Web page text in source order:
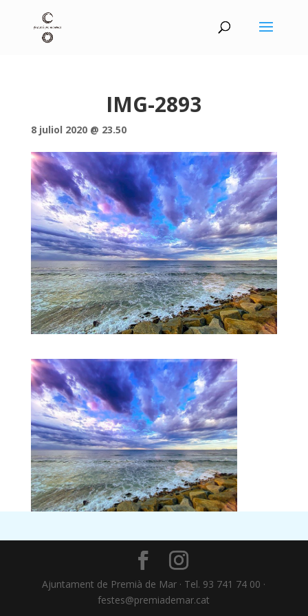
IMG-2893
8 juliol 2020 @ 23.50
Ajuntament de Premià de Mar · Tel. 93 741 74 00 ·
festes@premiademar.cat